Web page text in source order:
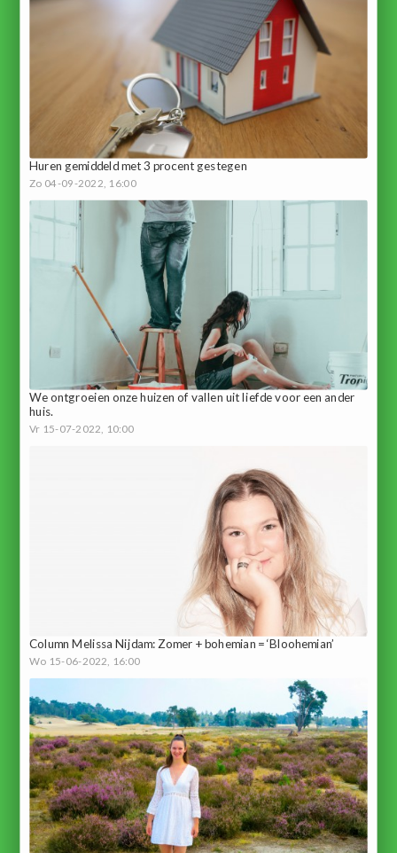
Huren gemiddeld met 3 procent gestegen
Zo 04-09-2022, 16:00
We ontgroeien onze huizen of vallen uit liefde voor een ander
huis.
Vr 15-07-2022, 10:00
Column Melissa Nijdam: Zomer + bohemian = ‘Bloohemian’
Wo 15-06-2022, 16:00